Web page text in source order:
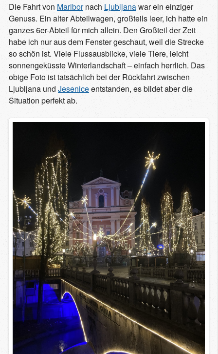
Die Fahrt von Maribornach Ljubljanawar ein einziger
Genuss. Ein alter Abteilwagen, großteils leer, ich hatte ein
ganzes 6er-Abteil für mich allein. Den Großteil der Zeit
habe ich nur aus dem Fenster geschaut, weil die Strecke
so schön ist. Viele Flussausblicke, viele Tiere, leicht
sonnengeküsste Winterlandschaft – einfach herrlich. Das
obige Foto ist tatsächlich bei der Rückfahrt zwischen
Ljubljana und Jeseniceentstanden, es bildet aber die
Situation perfekt ab.